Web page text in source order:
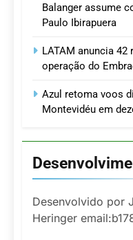
Balanger assume
Paulo Ibirapuera
LATAM anuncia
operação do
Azul retoma voos
Montevidéu em
Desenvolvido por
Heringer